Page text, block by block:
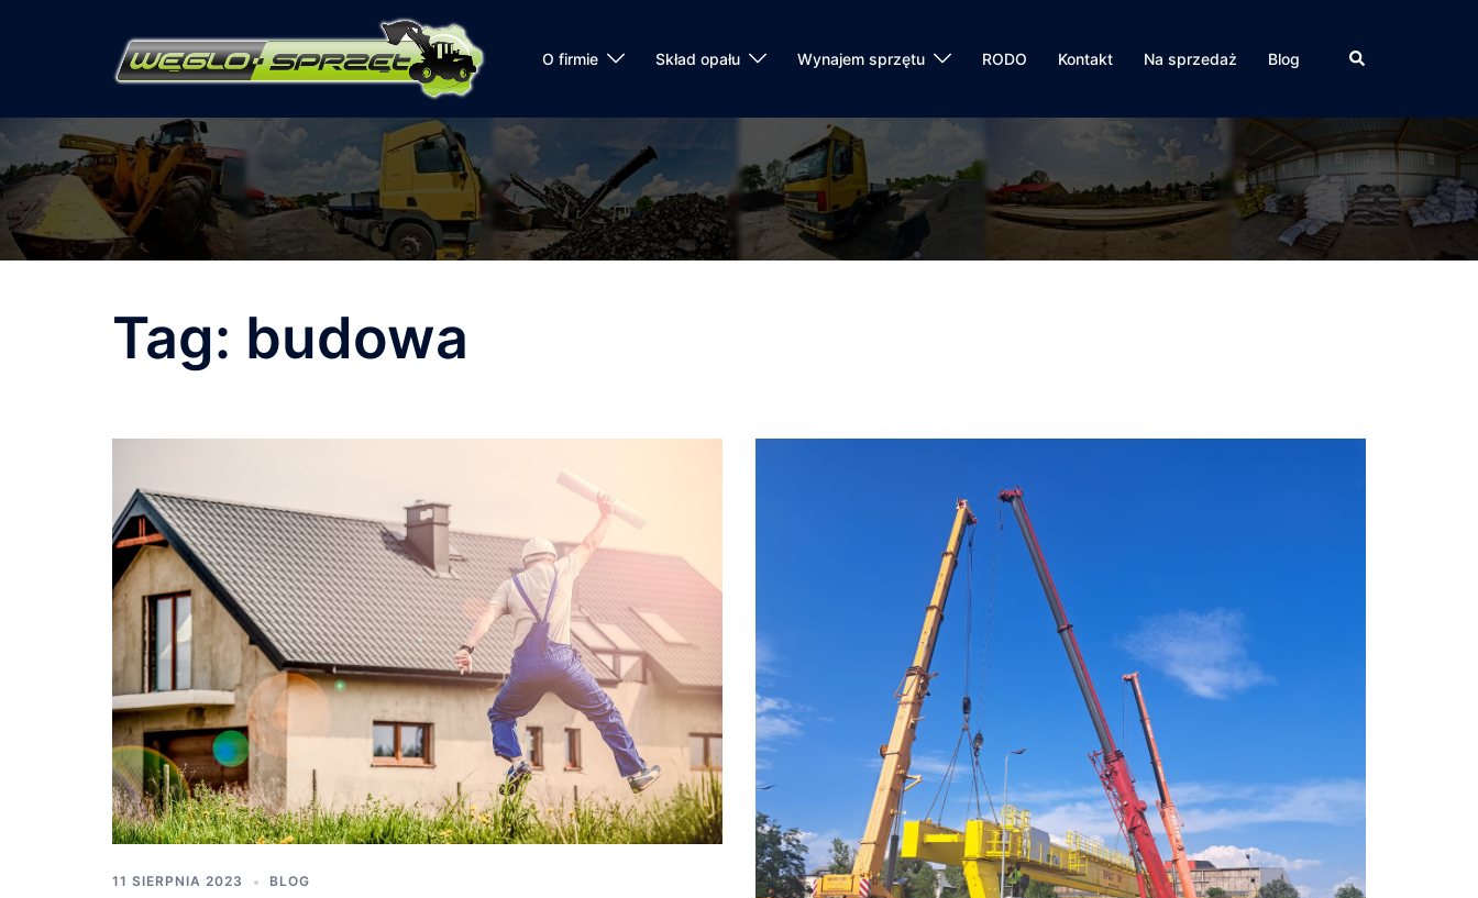
O firmie Skład opału Wynajem sprzętu RODO Kontakt Na sprzedaż Blog Szukaj
Tag: budowa
11 SIERPNIA 2023 BLOG